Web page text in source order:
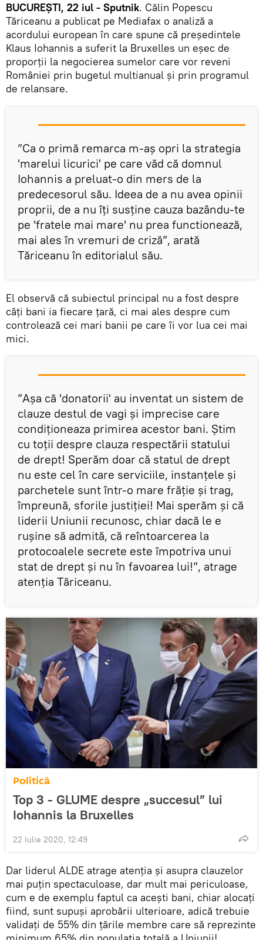
BUCUREȘTI, 22 iul - Sputnik. Călin Popescu
Tăriceanu a publicat pe Mediafax o analiză a
acordului european în care spune că preşedintele
Klaus Iohannis a suferit la Bruxelles un eşec de
proporţii la negocierea sumelor care vor reveni
României prin bugetul multianual şi prin programul
de relansare.
”Ca o primă remarca m-aş opri la strategia
'marelui licurici' pe care văd că domnul
Iohannis a preluat-o din mers de la
predecesorul său. Ideea de a nu avea opinii
proprii, de a nu îţi susţine cauza bazându-te
pe 'fratele mai mare' nu prea functionează,
mai ales în vremuri de criză”, arată
Tăriceanu în editorialul său.
El observă că subiectul principal nu a fost despre
câţi bani ia fiecare ţară, ci mai ales despre cum
controlează cei mari banii pe care îi vor lua cei mai
mici.
”Aşa că 'donatorii' au inventat un sistem de
clauze destul de vagi şi imprecise care
condiţioneaza primirea acestor bani. Ştim
cu toţii despre clauza respectării statului
de drept! Sperăm doar că statul de drept
nu este cel în care serviciile, instanţele şi
parchetele sunt într-o mare frăţie şi trag,
împreună, sforile justiţiei! Mai sperăm şi că
liderii Uniunii recunosc, chiar dacă le e
ruşine să admită, că reîntoarcerea la
protocoalele secrete este împotriva unui
stat de drept şi nu în favoarea lui!”, atrage
atenția Tăriceanu.
Politică
Top 3 - GLUME despre „succesul” lui
Iohannis la Bruxelles
22 Iulie 2020, 12:49
Dar liderul ALDE atrage atenția și asupra clauzelor
mai puţin spectaculoase, dar mult mai periculoase,
cum e de exemplu faptul ca aceşti bani, chiar alocaţi
fiind, sunt supuși aprobării ulterioare, adică trebuie
validaţi de 55% din ţările membre care să reprezinte